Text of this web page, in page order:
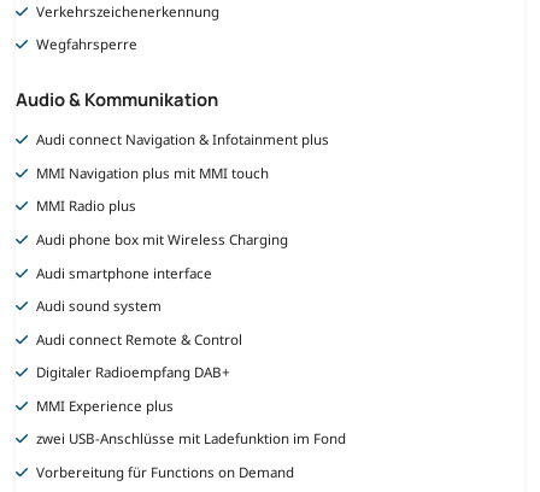
Verkehrszeichenerkennung
Wegfahrsperre
Audio & Kommunikation
Audi connect Navigation & Infotainment plus
MMI Navigation plus mit MMI touch
MMI Radio plus
Audi phone box mit Wireless Charging
Audi smartphone interface
Audi sound system
Audi connect Remote & Control
Digitaler Radioempfang DAB+
MMI Experience plus
zwei USB-Anschlüsse mit Ladefunktion im Fond
Vorbereitung für Functions on Demand